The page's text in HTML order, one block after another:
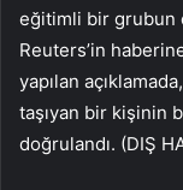
eğitimli bir grubun
Reuters’in
yapılan
taşıyan bir kişinin
doğrulandı. (DIŞ